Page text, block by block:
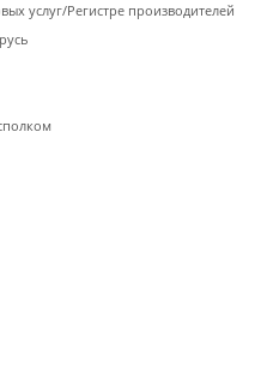
услуг/Регистре производителей